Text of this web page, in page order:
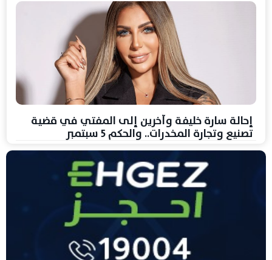
إحالة سارة خليفة وآخرين إلى المفتي في قضية
تصنيع وتجارة المخدرات.. والحكم 5 سبتمبر